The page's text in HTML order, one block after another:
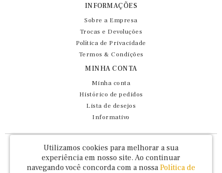
INFORMAÇÕES
Sobre a Empresa
Trocas e Devoluções
Política de Privacidade
Termos & Condições
MINHA CONTA
Minha conta
Histórico de pedidos
Lista de desejos
Informativo
Fernando Maluhy Cia Ltda - CNPJ: 60.458.825/0001-86
Rua Dr Euclydes da Cunha, 47 - Brás - São Paulo / SP - CEP 03016-030
Utilizamos cookies para melhorar a sua
experiência em nosso site. Ao continuar
navegando você concorda com a nossa Política de